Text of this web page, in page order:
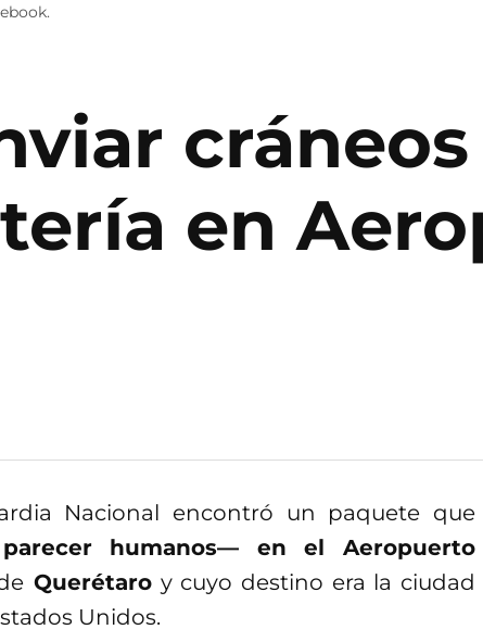
en
Nacional encontró un paquete que
humanos— en el Aeropuerto
Querétaro y cuyo destino era la ciudad
Unidos.